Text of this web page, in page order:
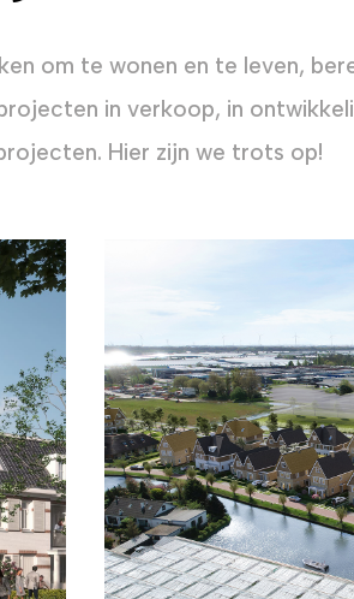
om te wonen en te leven,
in verkoop, in
Hier zijn we trots op!